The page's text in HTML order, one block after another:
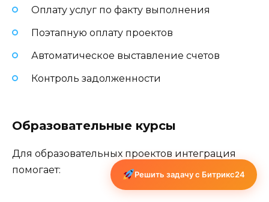
Оплату услуг по факту выполнения
Поэтапную оплату проектов
Автоматическое выставление счетов
Контроль задолженности
Образовательные курсы
Для образовательных проектов интеграция
помогает:
Решить задачу с Битрикс24